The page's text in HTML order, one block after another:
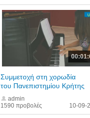
1590 προβολές
Συμμετοχή στη χορωδία
του Πανεπιστημίου Κρήτης
admin
10-09-